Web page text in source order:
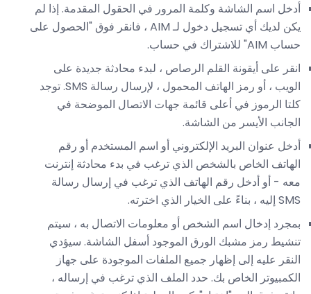
أدخل اسم الشاشة وكلمة المرور في الحقول المقدمة. إذا لم
يكن لديك أي تسجيل دخول لـ AIM ، فانقر فوق "الحصول على
حساب AIM" للاشتراك في حساب.
انقر على أيقونة القلم الرصاص ، لبدء محادثة جديدة على
الويب ، أو رمز الهاتف المحمول ، لإرسال رسالة SMS. توجد
كلتا الرموز في أعلى قائمة جهات الاتصال الموضحة في
الجانب الأيسر من الشاشة.
أدخل عنوان البريد الإلكتروني أو اسم المستخدم أو رقم
الهاتف الخاص بالشخص الذي ترغب في بدء محادثة إنترنت
معه - أو أدخل رقم الهاتف الذي ترغب في إرسال رسالة
SMS إليه ، بناءً على الخيار الذي اخترته.
بمجرد إدخال اسم الشخص أو معلومات الاتصال به ، سيتم
تنشيط رمز مشبك الورق الموجود أسفل الشاشة. سيؤدي
النقر عليه إلى إظهار جميع الملفات الموجودة على جهاز
الكمبيوتر الخاص بك. حدد الملف الذي ترغب في إرساله ،